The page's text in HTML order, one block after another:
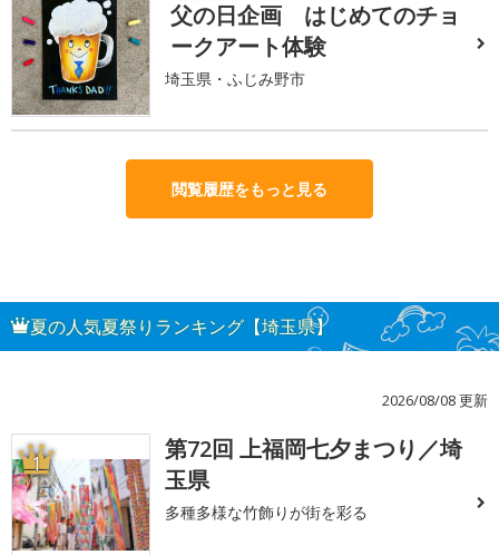
父の日企画 はじめてのチョ
ークアート体験
埼玉県・ふじみ野市
閲覧履歴をもっと見る
夏の人気夏祭りランキング【埼玉県】
2026/08/08 更新
1
第72回 上福岡七夕まつり／埼
玉県
多種多様な竹飾りが街を彩る